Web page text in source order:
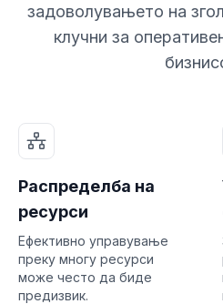
задоволувањето на
клучни за
Распределба на
ресурси
Ефективно управување
преку многу ресурси
може често да биде
предизвик.